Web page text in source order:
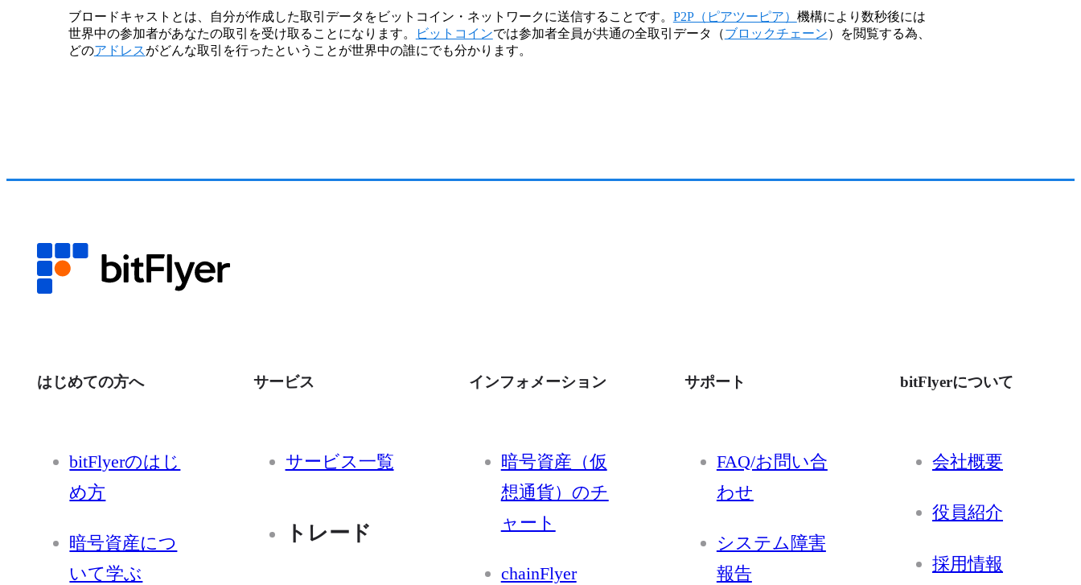
ブロードキャストとは、自分が作成した取引データをビットコイン・ネットワークに送信することです。 P2P（ピアツーピア） 機構により数秒後には
世界中の参加者があなたの取引を受け取ることになります。
ビットコインでは参加者全員が共通の全取引データ（ブロックチェーン）を閲覧する為、
どのアドレスがどんな取引を行ったということが世界中の誰にでも分かります。
はじめての方へ
bitFlyerのはじ
め方
暗号資産につ
いて学ぶ
サービス
サービス一覧
トレード
インフォメーション
暗号資産（仮
想通貨）のチ
ャート
chainFlyer
サポート
FAQ/お問い合
わせ
システム障害
報告
bitFlyerについて
会社概要
役員紹介
採用情報